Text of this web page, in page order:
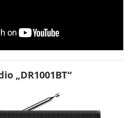
„DR1001BT“